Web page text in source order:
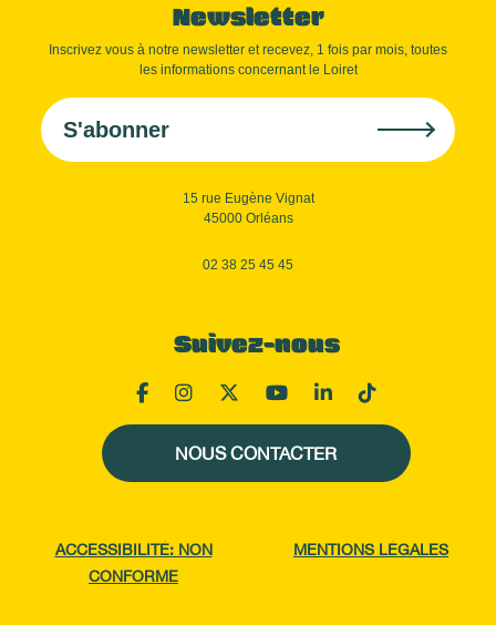
Newsletter
Inscrivez vous à notre newsletter et recevez, 1 fois par mois, toutes
les informations concernant le Loiret
S'abonner
15 rue Eugène Vignat
45000 Orléans
02 38 25 45 45
Suivez-nous
NOUS CONTACTER
ACCESSIBILITÉ: NON
CONFORME
MENTIONS LÉGALES